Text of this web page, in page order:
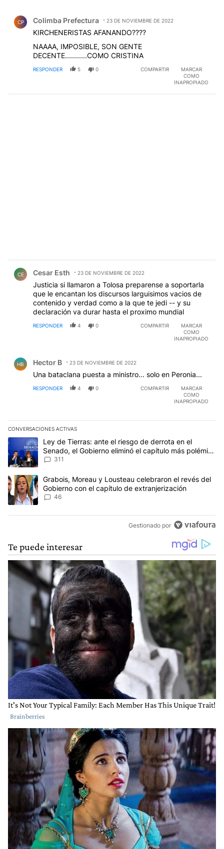
CP Colimba Prefectura 23 DE NOVIEMBRE DE 2022
KIRCHENERISTAS AFANANDO????
NAAAA, IMPOSIBLE, SON GENTE
DECENTE...........COMO CRISTINA
RESPONDER 5 0 COMPARTIR
MARCAR
COMO
INAPROPIADO
CE Cesar Esth 23 DE NOVIEMBRE DE 2022
Justicia si llamaron a Tolosa preparense a soportarla
que le encantan los discursos larguisimos vacios de
contenido y verdad como a la que te jedi -- y su
declaración va durar hasta el proximo mundial
RESPONDER 4 0 COMPARTIR
MARCAR
COMO
INAPROPIADO
HB Hector B 23 DE NOVIEMBRE DE 2022
Una bataclana puesta a ministro... solo en Peronia...
RESPONDER 4 0 COMPARTIR
MARCAR
COMO
INAPROPIADO
CONVERSACIONES ACTIVAS
Este listado muestra los artículos con más comentarios en los
Un artículo de tendencia con el título "Ley de Tierras: ante el
Ley de Tierras: ante el riesgo de derrota en el
Senado, el Gobierno eliminó el capítulo más polémico
del proyecto
311
Un artículo de tendencia con el título "Grabois, Moreau y
Grabois, Moreau y Lousteau celebraron el revés del
Gobierno con el capítulo de extranjerización
46
Gestionado por